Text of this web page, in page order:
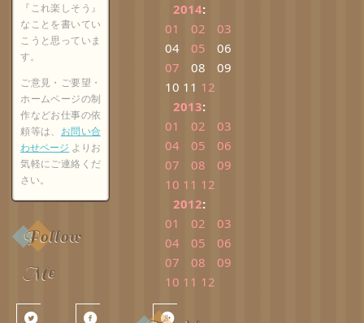
『これ楽しそう』
なことを書いてい
こうと思っていま
す。
ご意見・ご要望・
ホームページの制
作などお仕事の依
頼等は、 お問い合
わせページ よりお
気軽にご連絡くだ
さい。
Follow
Me
2014:
01
02
03
04
05
06
07
08
09
10 11 12
2013:
01
02
03
04
05
06
07
08
09
10 11 12
2012:
01
02
03
04
05
06
07
08
09
10 11 12